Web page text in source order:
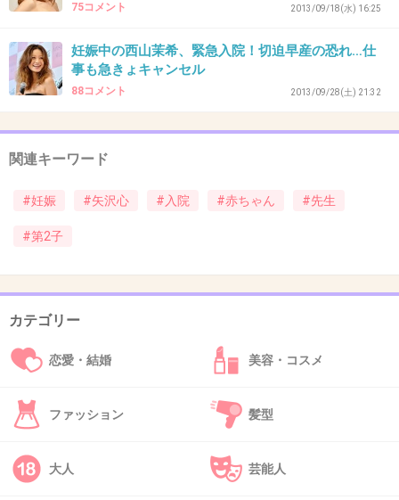
とにかく無事に生まれますように！
私も泣きそうになった。
本当に心の優しい子。
大切に愛情かけて育ててるんだろうなぁ、と感
わざわざ知らせなくていい、とか心ないコメン
れますように。
75コメント 2013/09/18(水) 16:25
妊娠中の西山茉希、緊急入院！切迫早産の恐れ…仕
事も急きょキャンセル
88コメント 2013/09/28(土) 21:32
関連キーワード
#妊娠 #矢沢心 #入院 #赤ちゃん #先生
#第2子
カテゴリー
恋愛・結婚 美容・コスメ
ファッション 髪型
大人 芸能人